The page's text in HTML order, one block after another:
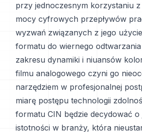
przy jednoczesnym korzystaniu
mocy cyfrowych przepływów
wyzwań związanych z jego
formatu do wiernego
zakresu dynamiki i niuansów
filmu analogowego czyni go
narzędziem w profesjonalnej
miarę postępu technologii
formatu CIN będzie decydować o
istotności w branży, która